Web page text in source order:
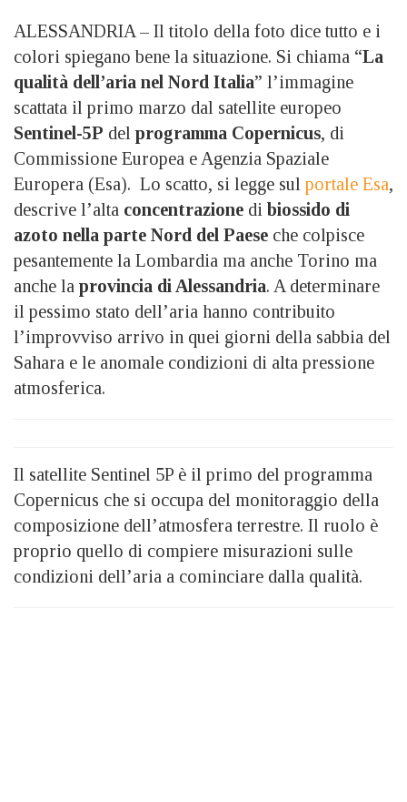
ALESSANDRIA – Il titolo della foto dice tutto e i
colori spiegano bene la situazione. Si chiama “La
qualità dell’aria nel Nord Italia” l’immagine
scattata il primo marzo dal satellite europeo
Sentinel-5P del programma Copernicus, di
Commissione Europea e Agenzia Spaziale
Europera (Esa). Lo scatto, si legge sul portale Esa,
descrive l’alta concentrazione di biossido di
azoto nella parte Nord del Paese che colpisce
pesantemente la Lombardia ma anche Torino ma
anche la provincia di Alessandria. A determinare
il pessimo stato dell’aria hanno contribuito
l’improvviso arrivo in quei giorni della sabbia del
Sahara e le anomale condizioni di alta pressione
atmosferica.
Il satellite Sentinel 5P è il primo del programma
Copernicus che si occupa del monitoraggio della
composizione dell’atmosfera terrestre. Il ruolo è
proprio quello di compiere misurazioni sulle
condizioni dell’aria a cominciare dalla qualità.